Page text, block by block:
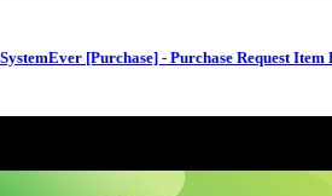
SystemEver [Purchase] - Purchase Request